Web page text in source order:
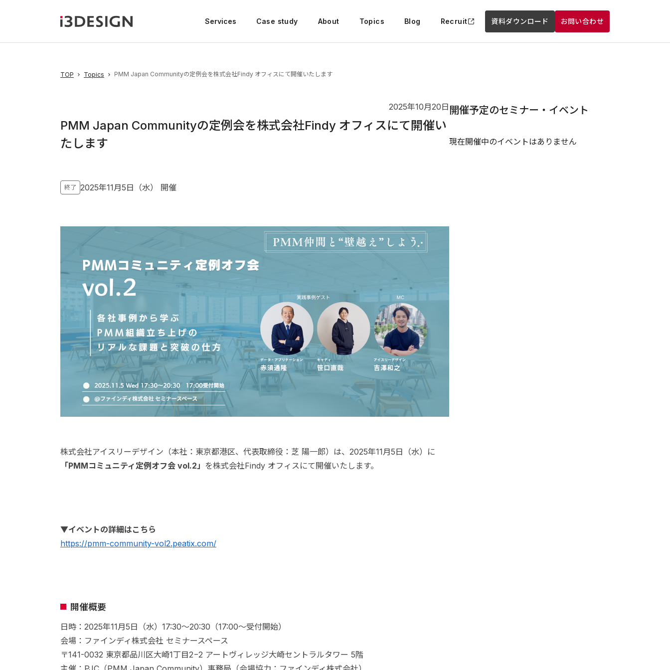
Services Case study About Topics Blog Recruit 資料ダウンロード お問い合わせ
TOP Topics PMM Japan Communityの定例会を株式会社Findy オフィスにて開催いたします
2025年10月20日
PMM Japan Communityの定例会を株式会社Findy オフィスにて開催い
たします
終了 2025年11月5日（水） 開催
株式会社アイスリーデザイン（本社：東京都港区、代表取締役：芝 陽一郎）は、2025年11月5日（水）に
「PMMコミュニティ定例オフ会 vol.2」 を株式会社Findy オフィスにて開催いたします。
▼イベントの詳細はこちら
https://pmm-community-vol2.peatix.com/
開催概要
日時：2025年11月5日（水）17:30〜20:30（17:00〜受付開始）
会場：ファインディ株式会社 セミナースペース
〒141-0032 東京都品川区大崎1丁目2−2 アートヴィレッジ大崎セントラルタワー 5階
開催予定のセミナー・イベント
現在開催中のイベントはありません